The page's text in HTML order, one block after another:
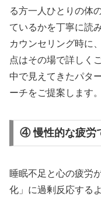
る方一人ひとりの体
ているかを丁寧に読
カウンセリング時に
点はその場で詳しく
中で見えてきたパタ
ーチをご提案します。
④ 慢性的な疲労
睡眠不足と心の疲労
化」に過剰反応する